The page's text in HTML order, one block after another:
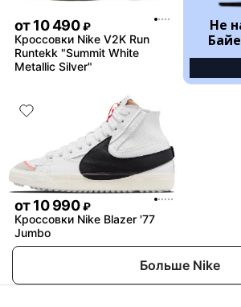
от10 490 ₽
Кроссовки Nike V2K Run
Runtekk "Summit White
Metallic Silver"
Не
от10 990 ₽
Кроссовки Nike Blazer '77
Jumbo
Больше Nike